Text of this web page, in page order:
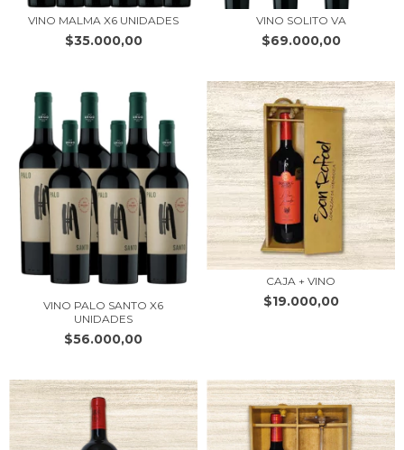
VINO MALMA X6 UNIDADES
$35.000,00
VINO SOLITO VA
$69.000,00
VINO PALO SANTO X6
UNIDADES
$56.000,00
CAJA + VINO
$19.000,00